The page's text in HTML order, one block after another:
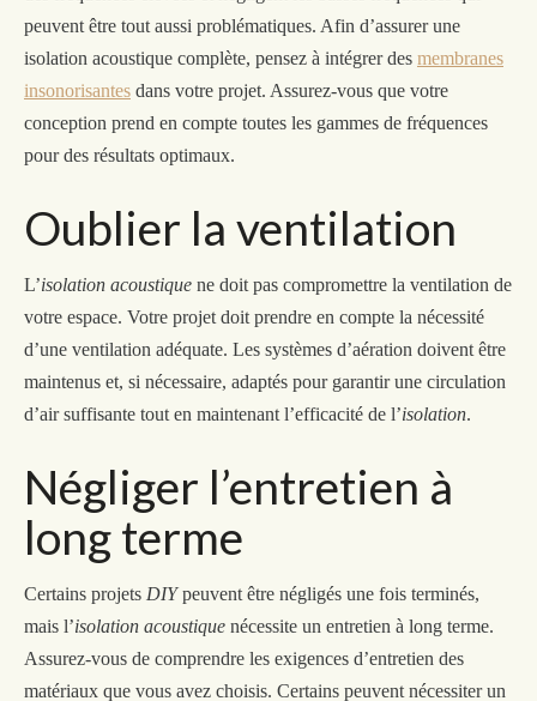
peuvent être tout aussi problématiques. Afin d’assurer une
isolation acoustique complète, pensez à intégrer des membranes
insonorisantes dans votre projet. Assurez-vous que votre
conception prend en compte toutes les gammes de fréquences
pour des résultats optimaux.
Oublier la ventilation
L’isolation acoustique ne doit pas compromettre la ventilation de
votre espace. Votre projet doit prendre en compte la nécessité
d’une ventilation adéquate. Les systèmes d’aération doivent être
maintenus et, si nécessaire, adaptés pour garantir une circulation
d’air suffisante tout en maintenant l’efficacité de l’isolation.
Négliger l’entretien à
long terme
Certains projets DIYpeuvent être négligés une fois terminés,
mais l’isolation acoustique nécessite un entretien à long terme.
Assurez-vous de comprendre les exigences d’entretien des
matériaux que vous avez choisis. Certains peuvent nécessiter un